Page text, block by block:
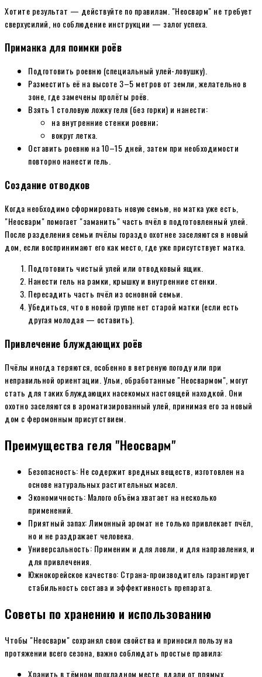
Хотите результат — действуйте по правилам. "Неосварм" не требует
сверхусилий, но соблюдение инструкции — залог успеха.
Приманка для поимки роёв
Подготовить роевню (специальный улей-ловушку).
Разместить её на высоте 3–5 метров от земли, желательно в
зоне, где замечены пролёты роёв.
Взять 1 столовую ложку геля (без горки) и нанести:
на внутренние стенки роевни;
вокруг летка.
Оставить роевню на 10–15 дней, затем при необходимости
повторно нанести гель.
Создание отводков
Когда необходимо сформировать новую семью, но матка уже есть,
"Неосварм" помогает "заманить" часть пчёл в подготовленный улей.
После разделения семьи пчёлы гораздо охотнее заселяются в новый
дом, если воспринимают его как место, где уже присутствует матка.
Подготовить чистый улей или отводковый ящик.
Нанести гель на рамки, крышку и внутренние стенки.
Пересадить часть пчёл из основной семьи.
Убедиться, что в новой группе нет старой матки (если есть
другая молодая — оставить).
Привлечение блуждающих роёв
Пчёлы иногда теряются, особенно в ветреную погоду или при
неправильной ориентации. Ульи, обработанные "Неосвармом", могут
стать для таких блуждающих насекомых настоящей находкой. Они
охотно заселяются в ароматизированный улей, принимая его за новый
дом с феромонным присутствием.
Преимущества геля "Неосварм"
Безопасность: Не содержит вредных веществ, изготовлен на
основе натуральных растительных масел.
Экономичность: Малого объёма хватает на несколько
применений.
Приятный запах: Лимонный аромат не только привлекает пчёл,
но и не раздражает человека.
Универсальность: Применим и для ловли, и для направления, и
для привлечения.
Южнокорейское качество: Страна-производитель гарантирует
стабильность состава и эффективность препарата.
Советы по хранению и использованию
Чтобы "Неосварм" сохранял свои свойства и приносил пользу на
протяжении всего сезона, важно соблюдать простые правила:
Хранить в тёмном прохладном месте, вдали от прямых